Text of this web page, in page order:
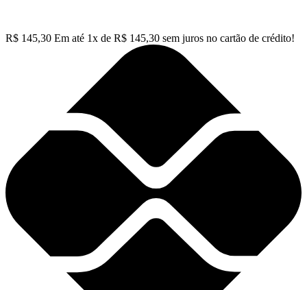
R$ 145,30 Em até 1x de R$ 145,30 sem juros no cartão de crédito!